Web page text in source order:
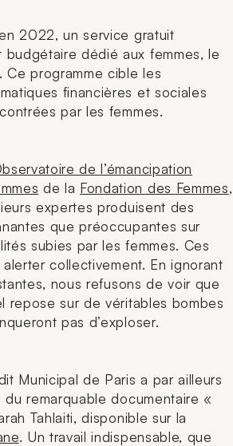
2022, un service gratuit
budgétaire dédié aux femmes, le
. Ce programme cible les
financières et sociales
par les femmes.
de l’émancipation
de la Fondation des Femmes,
expertes produisent des
que préoccupantes sur
subies par les femmes. Ces
collectivement. En ignorant
nous refusons de voir que
repose sur de véritables bombes
pas d’exploser.
Municipal de Paris a par ailleurs
remarquable documentaire «
Tahlaiti, disponible sur la
. Un travail indispensable, que